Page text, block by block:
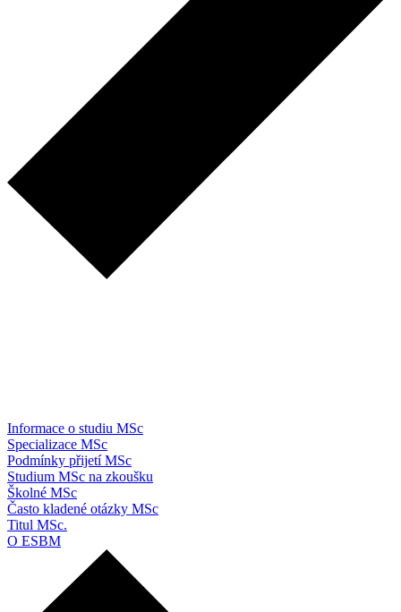
Informace o studiu MSc
Specializace MSc
Podmínky přijetí MSc
Studium MSc na zkoušku
Školné MSc
Často kladené otázky MSc
Titul MSc.
O ESBM